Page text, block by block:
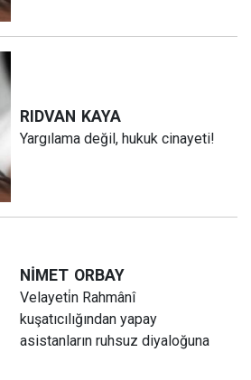
RIDVAN KAYA
Yargılama değil, hukuk cinayeti!
NİMET ORBAY
Velayeti̇n Rahmânî
kuşatıcılığından yapay
asistanların ruhsuz diyaloğuna